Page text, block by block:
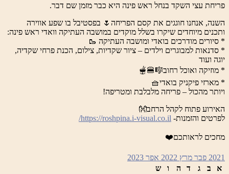
פריחת עצי השקד בנחל ראש פינה היא כבר מזמן שם דבר.
השנה, אנחנו חוגגים את קסם הפריחה🌷 בפסטיבל בו שפע אווירה
ותכנים מיוחדים שיקרו בשלל מוקדים במושבה העתיקה וואדי ראש פינה:
* סיורים מודרכים בואדי ומושבה העתיקה 🥾
* סדנאות למבוגרים וילדים – ציור שקדיות, צילום, הכנת פרחי שקדיה,
יוגה ועוד
* מוזיקה ואוכל רחוב🎼🍔🫕
* מארזי פיקניק בואדי🧺
ויותר מהכול – פריחה מלבלבת ומטריפה!
האירוע פתוח לקהל הרחב👐
לפרטים והזמנות- https://roshpina.i-visual.co.il/
מחכים לראותכם❤️
2021 פבר מרץ 2022 אפר 2023
א
ב ג ד ה ו
ש